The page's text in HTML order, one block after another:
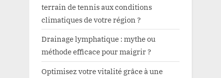
terrain de tennis aux conditions
climatiques de votre région ?
Drainage lymphatique : mythe ou
méthode efficace pour maigrir ?
Optimisez votre vitalité grâce à une